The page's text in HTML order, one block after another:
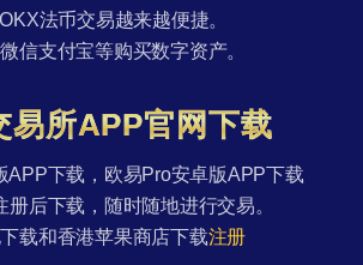
法币交易越来越便捷。
信支付宝等购买数字资产。
易所APP官网下载
APP下载，欧易Pro安卓版APP下载
册后下载，随时随地进行交易。
载和香港苹果商店下载注册